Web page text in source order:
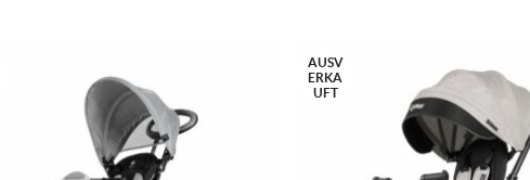
AUSV
ERKA
UFT